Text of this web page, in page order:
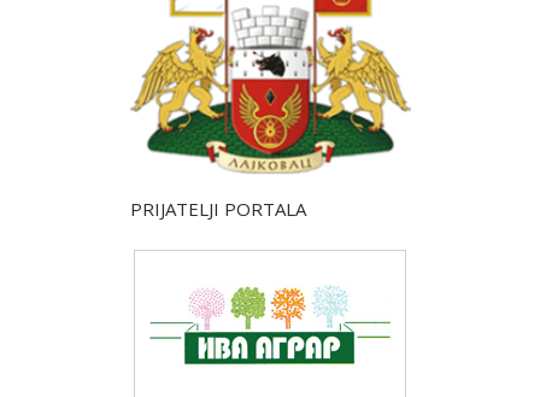
PRIJATELJI PORTALA